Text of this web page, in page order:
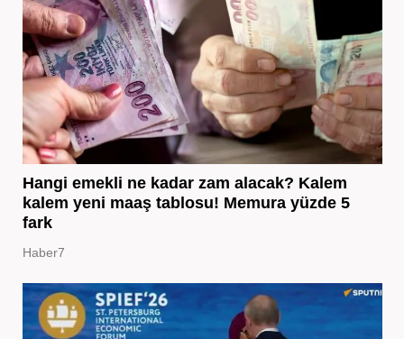
Hangi emekli ne kadar zam alacak? Kalem
kalem yeni maaş tablosu! Memura yüzde 5
fark
Haber7